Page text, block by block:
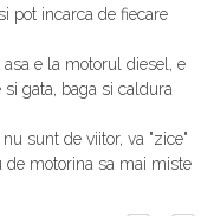
pot incarca de fiecare
e la motorul diesel, e
gata, baga si caldura
sunt de viitor, va "zice"
de motorina sa mai miste